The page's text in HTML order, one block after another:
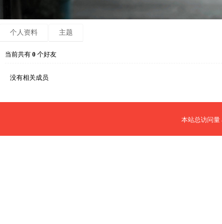
个人资料 主题
当前共有 0 个好友
没有相关成员
本站总访问量